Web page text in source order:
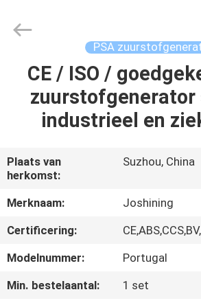
THUIS
PRODUCTEN
OVER
ONS
FABRIEKSTOCHT
Technology
Co.,Ltd.
PSA
CE / ISO /
zuurstofgenerator
industrieel en
Plaats van
herkomst:
Suzhou, China
Merknaam:
Joshining
Certificering:
Modelnummer:
Portugal
Min. bestelaantal:
1 set